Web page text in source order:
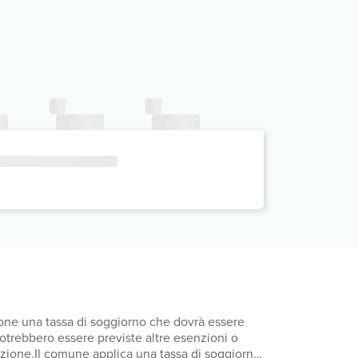
una tassa di soggiorno che dovrà essere
essere previste altre esenzioni o
comune applica una tassa di soggiorno: